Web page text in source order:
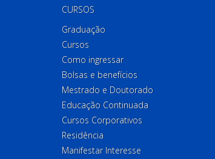
CURSOS
Graduação
Cursos
Como ingressar
Bolsas e benefícios
Mestrado e Doutorado
Educação Continuada
Cursos Corporativos
Residência
Manifestar Interesse